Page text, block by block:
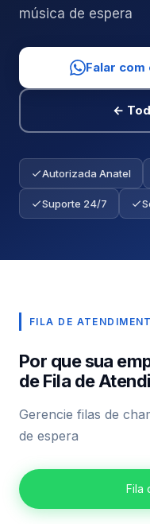
música de espera
Falar com
←
Autorizada Anatel
Suporte 24/7
FILA DE
Por que sua
de Fila de
Gerencie filas de
de espera
Fila